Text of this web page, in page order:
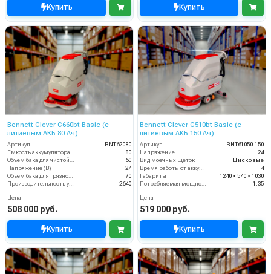
Купить Купить
Bennett Clever C660bt Basic (с
литиевым АКБ 80 Ач)
Артикул
BNT62080
Ёмкость аккумулятора (Ач)
80
Объем бака для чистой воды, л
60
Напряжение (В)
24
Объём бака для грязной воды (л)
70
Производительность уборки (м2/час)
2640
Цена
508 000 руб.
Купить
Bennett Clever C510bt Basic (с
литиевым АКБ 150 Ач)
Артикул
BNT61050-150
Напряжение
24
Вид моечных щеток
Дисковые
Время работы от аккумуляторов (ч)
4
Габариты
1240 × 540 × 1030
Потребляемая мощность (кВт)
1.35
Цена
519 000 руб.
Купить